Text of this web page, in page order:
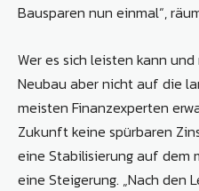
Bausparen nun einmal“,
Wer es sich leisten kann
Neubau aber nicht auf die
meisten Finanzexperten
Zukunft keine spürbaren
eine Stabilisierung auf dem
eine Steigerung. „Nach den